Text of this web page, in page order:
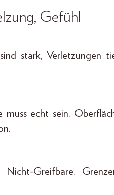
Gefühl
stark, Verletzungen
muss echt sein.
Greifbare.